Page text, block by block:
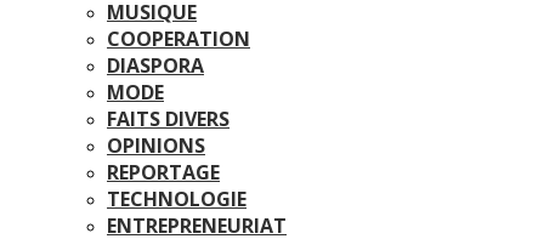
MUSIQUE
COOPERATION
DIASPORA
MODE
FAITS DIVERS
OPINIONS
REPORTAGE
TECHNOLOGIE
ENTREPRENEURIAT